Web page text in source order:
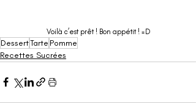
Voilà c’est prêt ! Bon appétit ! =D
DessertTarte Pomme
Recettes Sucrées